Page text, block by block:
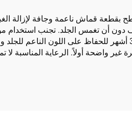
قماش ناعمة وجافة لإزالة
أن تغمس الجلد. تجنب استخدام مواد
تنظيف مطحنة، لأنها يمكن أن تضر بالجلد. للحفاظ على الصيانة المنتظمة، قم بتطبيق مرطب جليدي جيد كل
غير واضحة أولاً. الرعاية المناسبة